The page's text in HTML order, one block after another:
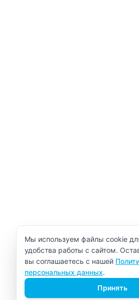
Уведомление об использовании
Мы используем файлы cookie
удобства работы с сайтом.
вы соглашаетесь с нашей
персональных данных.
Принять